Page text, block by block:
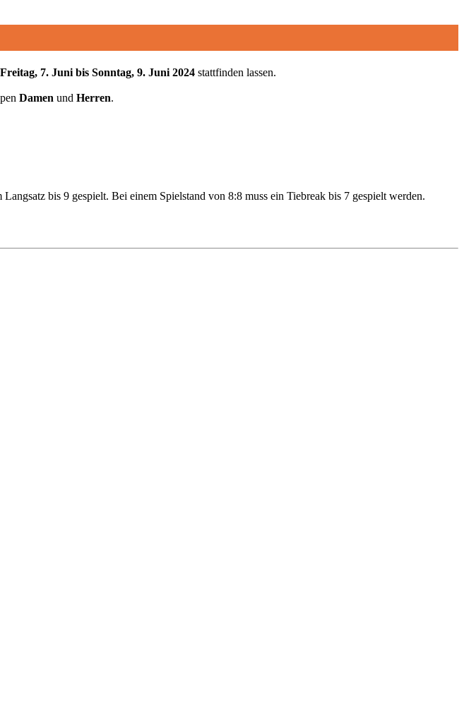
Freitag, 7. Juni bis Sonntag, 9. Juni 2024 stattfinden lassen.
Damen und Herren.
bis 9 gespielt. Bei einem Spielstand von 8:8 muss ein Tiebreak bis 7 gespielt werden.